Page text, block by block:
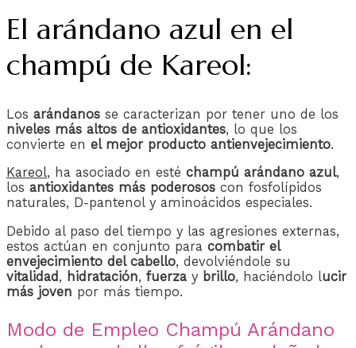
El arándano azul en el
champú de Kareol:
Los arándanos se caracterizan por tener uno de los
niveles más altos de antioxidantes, lo que los
convierte en el mejor producto antienvejecimiento.
Kareol, ha asociado en esté champú arándano azul,
los antioxidantes más poderosos con fosfolípidos
naturales, D-pantenol y aminoácidos especiales.
Debido al paso del tiempo y las agresiones externas,
estos actúan en conjunto para combatir el
envejecimiento del cabello, devolviéndole su
vitalidad , hidratación, fuerza y ​​ brillo, haciéndolo lucir
más joven por más tiempo.
Modo de Empleo Champú Arándano